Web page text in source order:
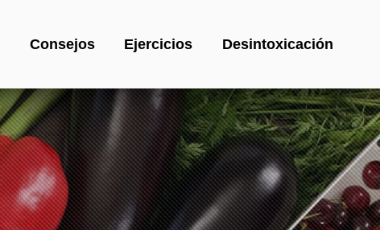
Consejos Ejercicios Desintoxicación